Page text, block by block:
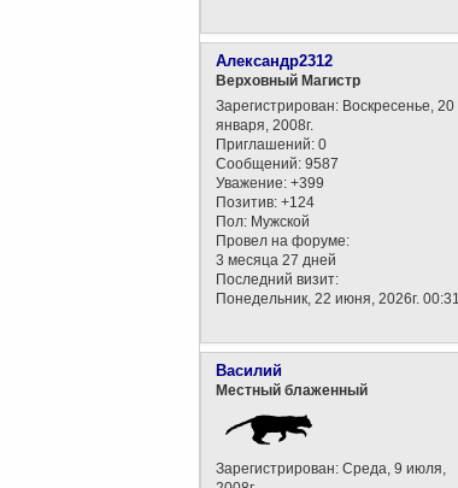
Александр2312
Верховный Магистр
Зарегистрирован: Воскресенье, 20
января, 2008г.
Приглашений: 0
Сообщений: 9587
Уважение: +399
Позитив: +124
Пол: Мужской
Провел на форуме:
3 месяца 27 дней
Последний визит:
Понедельник, 22 июня, 2026г. 00:31
Василий
Местный блаженный
Зарегистрирован: Среда, 9 июля,